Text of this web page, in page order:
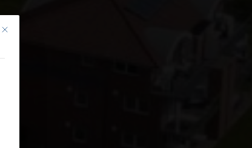
Mit diesem Button wird der Dialog geschlossen. Seine Funktionalität ist